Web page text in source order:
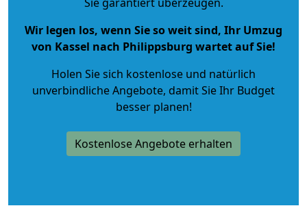
Wir legen los, wenn Sie so weit sind, Ihr Umzug
von Kassel nach Philippsburg wartet auf Sie!
Holen Sie sich kostenlose und natürlich
unverbindliche Angebote, damit Sie Ihr Budget
besser planen!
Kostenlose Angebote erhalten